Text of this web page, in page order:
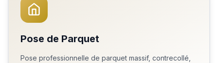
Pose de Parquet
Pose professionnelle de parquet massif, contrecollé,